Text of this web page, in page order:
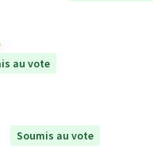
au vote
Soumis au vote